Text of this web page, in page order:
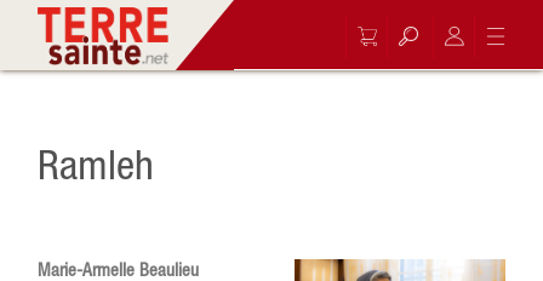
Ramleh
Marie-Armelle Beaulieu